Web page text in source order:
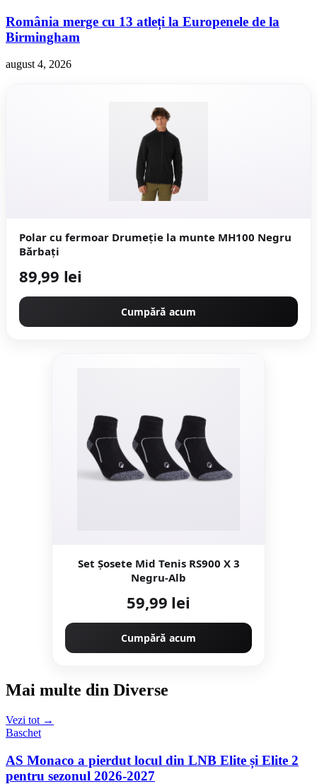
România merge cu 13 atleți la Europenele de la
Birmingham
august 4, 2026
Polar cu fermoar Drumeție la munte MH100 Negru
Bărbați
89,99 lei
Cumpără acum
Set Şosete Mid Tenis RS900 X 3
Negru-Alb
59,99 lei
Cumpără acum
Mai multe din Diverse
Vezi tot →
Baschet
AS Monaco a pierdut locul din LNB Elite și Elite 2
pentru sezonul 2026-2027